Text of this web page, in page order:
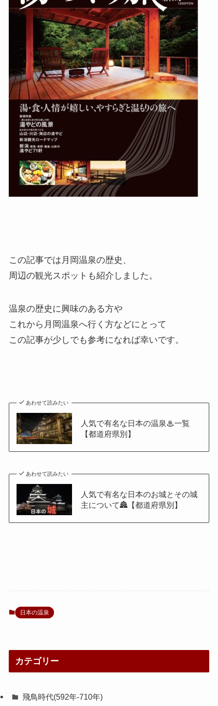
この記事では月岡温泉の歴史、
周辺の観光スポットも紹介しました。
温泉の歴史に興味のある方や
これから月岡温泉へ行く方などにとって
この記事が少しでも参考になれば幸いです。
あわせて読みたい
人気で有名な日本の温泉♨一覧
【都道府県別】
あわせて読みたい
人気で有名な日本のお城とその城
主について🏯【都道府県別】
日本の温泉
カテゴリー
飛鳥時代(592年-710年)